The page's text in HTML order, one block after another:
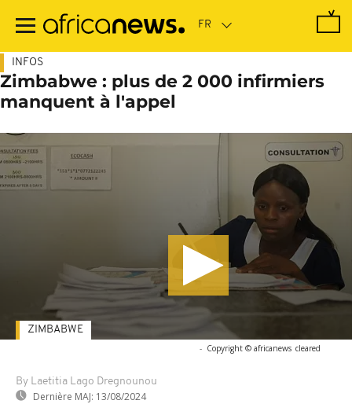
contenu
INFOS
Zimbabwe : plus de 2 000 infirmiers
manquent à l'appel
- Copyright © africanews cleared
By Laetitia Lago Dregnounou
Dernière MAJ: 13/08/2024
ZIMBABWE